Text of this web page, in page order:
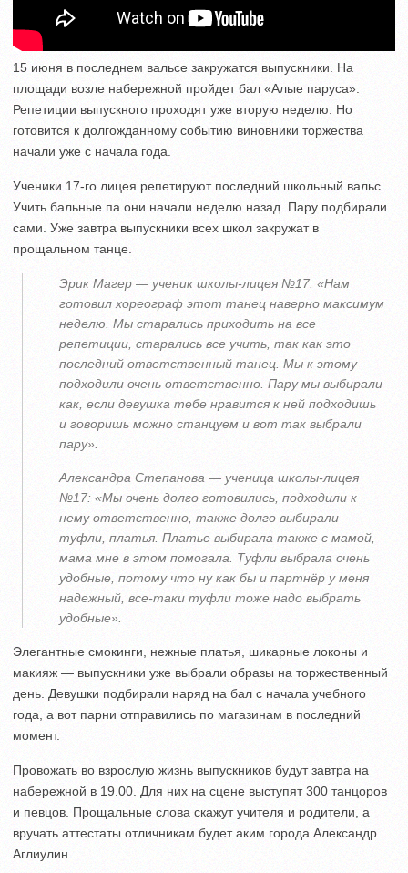
15 июня в последнем вальсе закружатся выпускники. На
площади возле набережной пройдет бал «Алые паруса».
Репетиции выпускного проходят уже вторую неделю. Но
готовится к долгожданному событию виновники торжества
начали уже с начала года.
Ученики 17-го лицея репетируют последний школьный вальс.
Учить бальные па они начали неделю назад. Пару подбирали
сами. Уже завтра выпускники всех школ закружат в
прощальном танце.
Эрик Магер — ученик школы-лицея №17: «Нам
готовил хореограф этот танец наверно максимум
неделю. Мы старались приходить на все
репетиции, старались все учить, так как это
последний ответственный танец. Мы к этому
подходили очень ответственно. Пару мы выбирали
как, если девушка тебе нравится к ней подходишь
и говоришь можно станцуем и вот так выбрали
пару».
Александра Степанова — ученица школы-лицея
№17: «Мы очень долго готовились, подходили к
нему ответственно, также долго выбирали
туфли, платья. Платье выбирала также с мамой,
мама мне в этом помогала. Туфли выбрала очень
удобные, потому что ну как бы и партнёр у меня
надежный, все-таки туфли тоже надо выбрать
удобные».
Элегантные смокинги, нежные платья, шикарные локоны и
макияж — выпускники уже выбрали образы на торжественный
день. Девушки подбирали наряд на бал с начала учебного
года, а вот парни отправились по магазинам в последний
момент.
Провожать во взрослую жизнь выпускников будут завтра на
набережной в 19.00. Для них на сцене выступят 300 танцоров
и певцов. Прощальные слова скажут учителя и родители, а
вручать аттестаты отличникам будет аким города Александр
Аглиулин.